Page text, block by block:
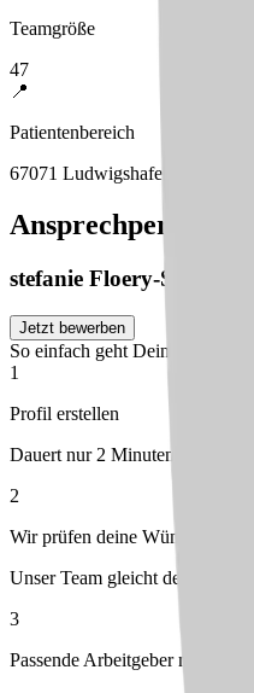
Teamgröße
47
📍
Patientenbereich
67071 Ludwigshafen am Rhein
Ansprechperson
stefanie Floery-Schaich
Jetzt bewerben
So einfach geht Deine
1
Profil erstellen
Dauert nur 2 Minuten –
2
Wir prüfen deine Wünsche
Unser Team gleicht dein Profil
3
Passende Arbeitgeber melden